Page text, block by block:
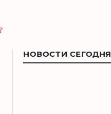
НОВОСТИ СЕГОДНЯ